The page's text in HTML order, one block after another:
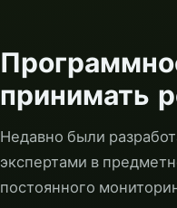
принимать
Недавно были
экспертами в
постоянного